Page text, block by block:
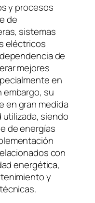
y procesos
de
sistemas
eléctricos
de
mejores
en
su
en gran medida
siendo
de energías
con
energética,
y